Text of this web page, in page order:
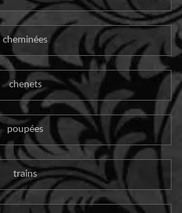
cheminées
chenets
poupées
trains